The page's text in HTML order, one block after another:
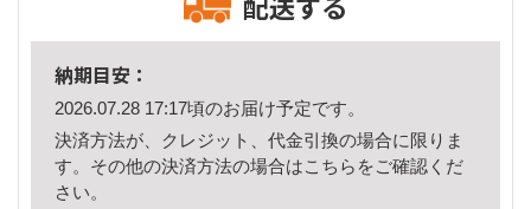
納期目安：
2026.07.28 17:17頃のお届け予定です。
決済方法が、クレジット、代金引換の場合に限りま
す。その他の決済方法の場合はこちら をご確認くだ
さい。